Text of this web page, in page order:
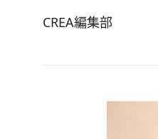
CREA編集部